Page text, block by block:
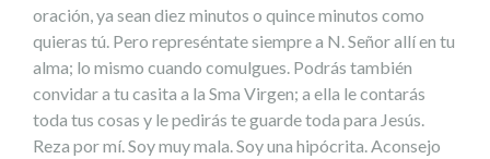
oración, ya sean diez minutos o quince minutos como
quieras tú. Pero represéntate siempre a N. Señor allí en tu
alma; lo mismo cuando comulgues. Podrás también
convidar a tu casita a la Sma Virgen; a ella le contarás
toda tus cosas y le pedirás te guarde toda para Jesús.
Reza por mí. Soy muy mala. Soy una hipócrita. Aconsejo